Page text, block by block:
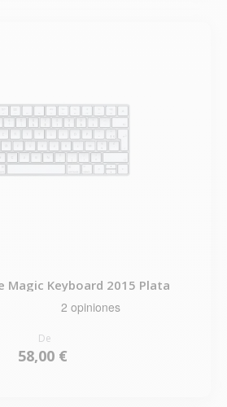
Magic Keyboard 2015 Plata
De
58,00 €